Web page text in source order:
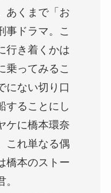
あくまで「お
事ドラマ。こ
行き着くかは
乗ってみるこ
にない切り口
することにし
ケに橋本環奈
これ単なる偶
橋本のストー